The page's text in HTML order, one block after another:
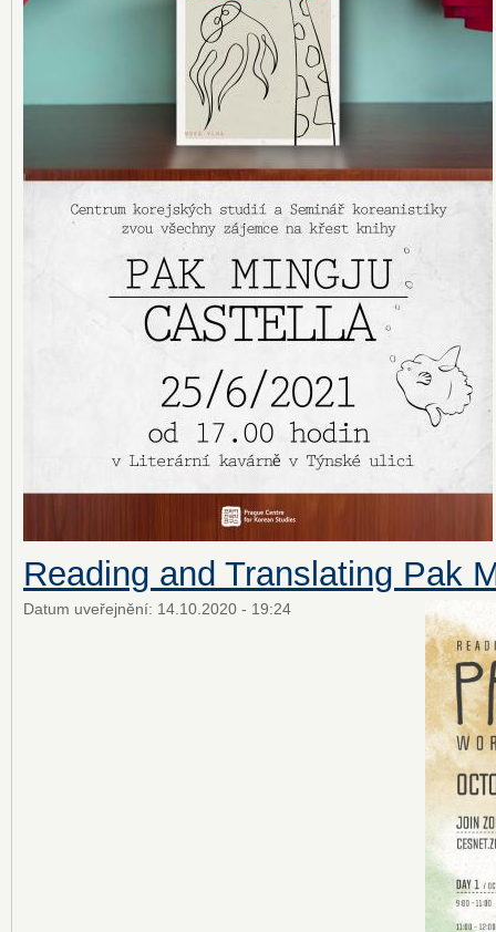
Reading and Translating Pak
Datum uveřejnění: 14.10.2020 - 19:24